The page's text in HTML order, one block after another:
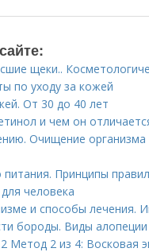
щеки..
по уходу за кожей
От 30 до 40 лет
и чем он
Очищение организма
Принципы
человека
и способы лечения.
бороды. Виды
Метод 2 из 4: Восковая